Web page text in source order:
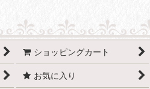
ショッピングカート
お気に入り